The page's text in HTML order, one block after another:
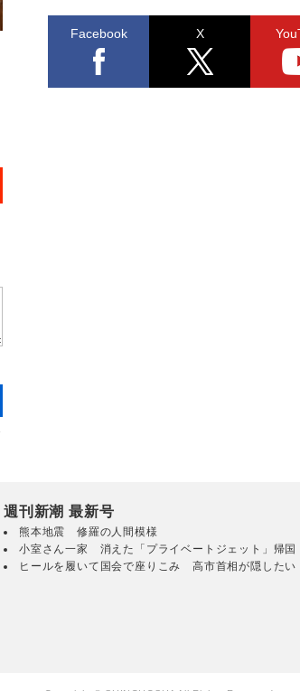
Facebook X
週刊新潮 最新号
熊本地震 修羅の人間模様
小室さん一家 消えた「プライベートジェット」帰国
ヒールを履いて国会で座りこみ 高市首相が隠したい